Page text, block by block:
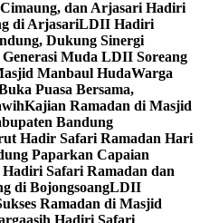
dan Arjasari Hadiri
di ArjasariLDII Hadiri
Dukung Sinergi
Muda LDII Soreang
Manbaul HudaWarga
Puasa Bersama,
Kajian Ramadan di Masjid
Bandung
Hadir Safari Ramadan Hari
Paparkan Capaian
Safari Ramadan dan
di BojongsoangLDII
Ramadan di Masjid